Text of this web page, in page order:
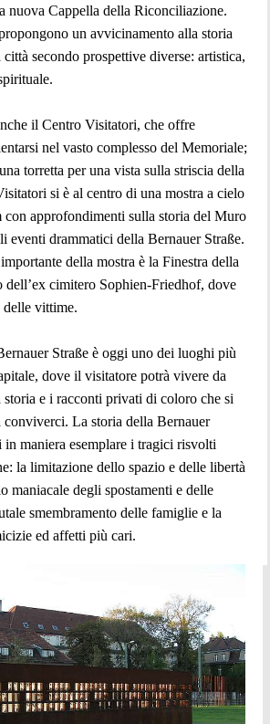
nuova Cappella della Riconciliazione.
un avvicinamento alla storia
secondo prospettive diverse: artistica,
il Centro Visitatori, che offre
nel vasto complesso del Memoriale;
torretta per una vista sulla striscia della
si è al centro di una mostra a cielo
con approfondimenti sulla storia del Muro
eventi drammatici della Bernauer Straße.
della mostra è la Finestra della
dell’ex cimitero Sophien-Friedhof, dove
delle vittime.
Straße è oggi uno dei luoghi più
dove il visitatore potrà vivere da
e i racconti privati di coloro che si
conviverci. La storia della Bernauer
in maniera esemplare i tragici risvolti
la limitazione dello spazio e delle libertà
maniacale degli spostamenti e delle
smembramento delle famiglie e la
ed affetti più cari.